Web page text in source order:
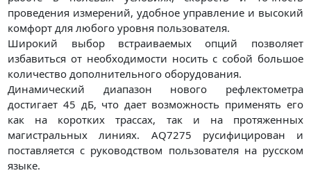
проведения измерений, удобное управление и высокий
комфорт для любого уровня пользователя.
Широкий выбор встраиваемых опций позволяет
избавиться от необходимости носить с собой большое
количество дополнительного оборудования.
Динамический диапазон нового рефлектометра
достигает 45 дБ, что дает возможность применять его
как на коротких трассах, так и на протяженных
магистральных линиях. AQ7275 русифицирован и
поставляется с руководством пользователя на русском
языке.